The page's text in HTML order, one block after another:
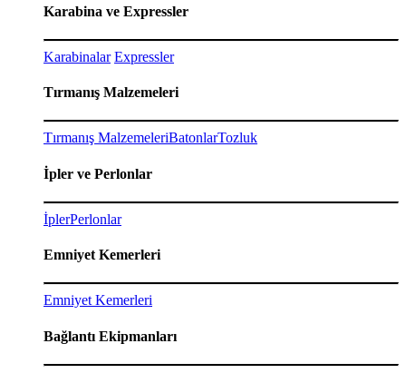
Karabina ve Expressler
Karabinalar Expressler
Tırmanış Malzemeleri
Tırmanış MalzemeleriBatonlarTozluk
İpler ve Perlonlar
İplerPerlonlar
Emniyet Kemerleri
Emniyet Kemerleri
Bağlantı Ekipmanları